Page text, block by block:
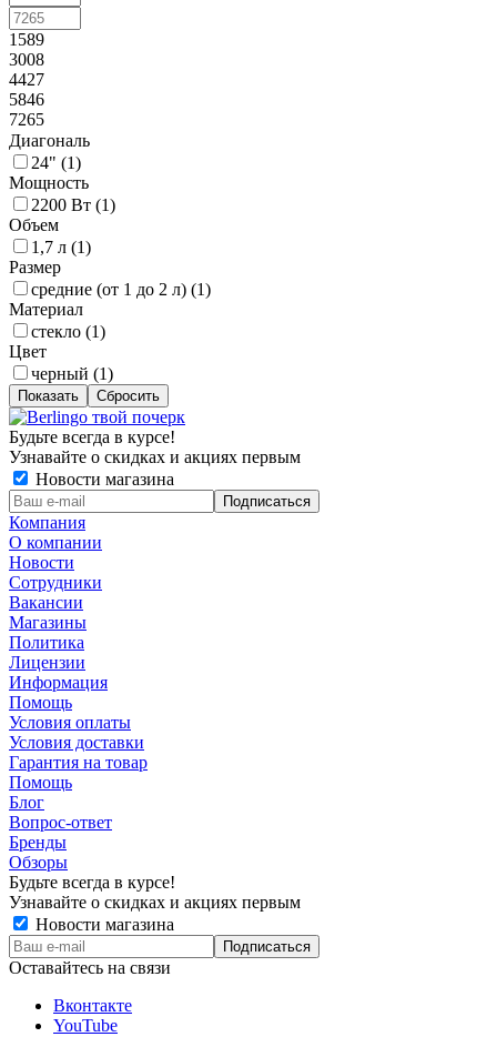
1589
3008
4427
5846
7265
Диагональ
24" (1)
Мощность
2200 Вт (1)
Объем
1,7 л (1)
Размер
средние (от 1 до 2 л) (1)
Материал
стекло (1)
Цвет
черный (1)
Сбросить
Будьте всегда в курсе!
Узнавайте о скидках и акциях первым
Новости магазина
Компания
О компании
Новости
Сотрудники
Вакансии
Магазины
Политика
Лицензии
Информация
Помощь
Условия оплаты
Условия доставки
Гарантия на товар
Помощь
Блог
Вопрос-ответ
Бренды
Обзоры
Будьте всегда в курсе!
Узнавайте о скидках и акциях первым
Новости магазина
Оставайтесь на связи
Вконтакте
YouTube